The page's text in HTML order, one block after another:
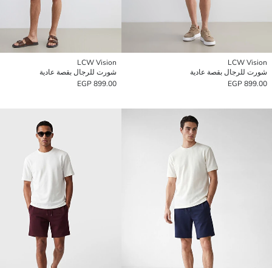
LCW Vision
شورت للرجال بقصة عادية
899.00 EGP
LCW Vision
شورت للرجال بقصة عادية
899.00 EGP